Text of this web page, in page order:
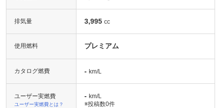
排気量 3,995 cc
使用燃料 プレミアム
カタログ燃費 - km/L
ユーザー実燃費
ユーザー実燃費とは？
- km/L
※投稿数0件